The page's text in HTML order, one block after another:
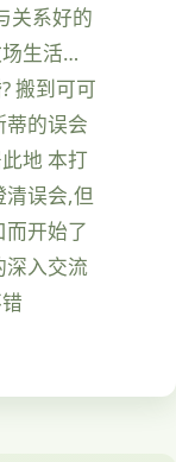
关系好的
生活…
搬到可可
蒂的误会
地 本打
误会,但
开始了
深入交流